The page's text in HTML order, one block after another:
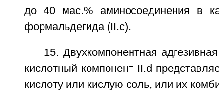
до 40 мас.% аминосоединения в
формальдегида (II.c).
15. Двухкомпонентная
кислотный компонент II.d
кислоту или кислую соль, или их